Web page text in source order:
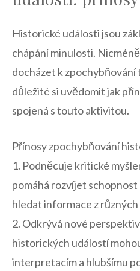
Historické​ události jsou
chápání minulosti.
docházet k zpochybňování
důležité si​ uvědomit⁢ jak
spojená s touto aktivitou.
Přínosy zpochybňování
1. ⁢Podněcuje kritické
pomáhá rozvíjet
hledat informace z různých
2. Odkrývá ‌nové
historických událostí
interpretacím a hlubšímu